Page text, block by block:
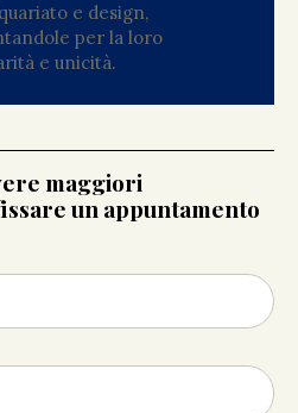
e design,
per la loro
e unicità.
maggiori
un appuntamento